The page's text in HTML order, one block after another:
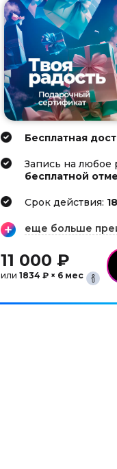
Бесплатная
Запись на любое
бесплатной
Cрок действия:
еще больше
11 000 ₽
или 1834 ₽ × 6 мес